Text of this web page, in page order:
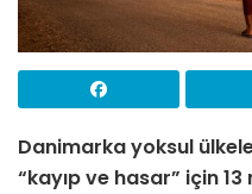
Danimarka yoksul
“kayıp ve hasar” için